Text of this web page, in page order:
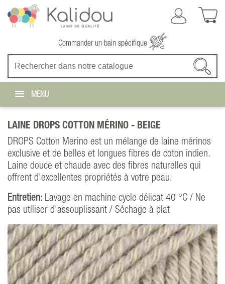
Commander un bain spécifique
MENU
LAINE DROPS COTTON MÉRINO - BEIGE
DROPS Cotton Merino est un mélange de laine mérinos
exclusive et de belles et longues fibres de coton indien.
Laine douce et chaude avec des fibres naturelles qui
offrent d'excellentes propriétés à votre peau.
Entretien: Lavage en machine cycle délicat 40 °C / Ne
pas utiliser d'assouplissant / Séchage à plat